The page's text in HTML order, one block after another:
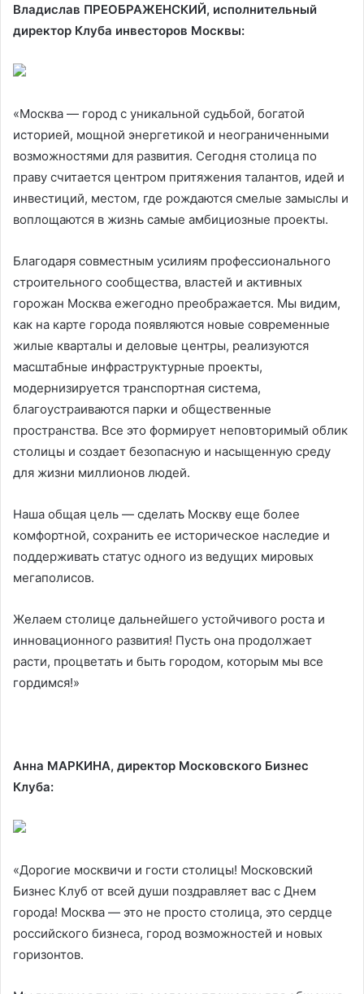
Владислав ПРЕОБРАЖЕНСКИЙ, исполнительный
директор Клуба инвесторов Москвы:
«Москва — город с уникальной судьбой, богатой
историей, мощной энергетикой и неограниченными
возможностями для развития. Сегодня столица по
праву считается центром притяжения талантов, идей и
инвестиций, местом, где рождаются смелые замыслы и
воплощаются в жизнь самые амбициозные проекты.
Благодаря совместным усилиям профессионального
строительного сообщества, властей и активных
горожан Москва ежегодно преображается. Мы видим,
как на карте города появляются новые современные
жилые кварталы и деловые центры, реализуются
масштабные инфраструктурные проекты,
модернизируется транспортная система,
благоустраиваются парки и общественные
пространства. Все это формирует неповторимый облик
столицы и создает безопасную и насыщенную среду
для жизни миллионов людей.
Наша общая цель — сделать Москву еще более
комфортной, сохранить ее историческое наследие и
поддерживать статус одного из ведущих мировых
мегаполисов.
Желаем столице дальнейшего устойчивого роста и
инновационного развития! Пусть она продолжает
расти, процветать и быть городом, которым мы все
гордимся!»
Анна МАРКИНА, директор Московского Бизнес
Клуба:
«Дорогие москвичи и гости столицы! Московский
Бизнес Клуб от всей души поздравляет вас с Днем
города! Москва — это не просто столица, это сердце
российского бизнеса, город возможностей и новых
горизонтов.